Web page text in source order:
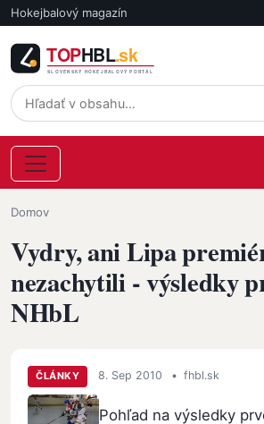
Skočiť na hlavný obsah
Hokejbalový magazín
Omrvinka
Domov
Vydry, ani Lipa
nezachytili - výsledky
NHbL
ČLÁNKY 8. Sep 2010 • fhbl.sk
Pohľad na výsledky